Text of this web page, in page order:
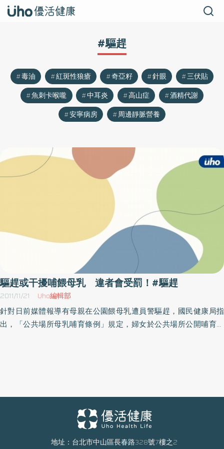
#驅趕
毒油 紅斑性狼瘡 奇亞籽 針眼
三伏貼
魚刺卡喉嚨
中耳炎 高山症
酒精代謝
安寧病房
周邊靜脈營養
驅趕或干擾哺餵母乳 違者會受罰！#驅趕
2011/11/21 Uho編輯部
針對日前媒體報導有母親在公園餵母乳遭員警驅趕，國民健康局指
出，「公共場所母乳哺育條例」規定，婦女於公共場所公開哺育母
罰鍰。如為該公共場所的從業人員者，則應瞭解公共場所負責人是
否已對從業人員盡相當管理與教導之責，以及無不合理規定，導致
對哺乳母親妨礙；如有這些情況，可併處該公共場所負責人新臺幣
地址：台北市中山區長春路328號7樓之2